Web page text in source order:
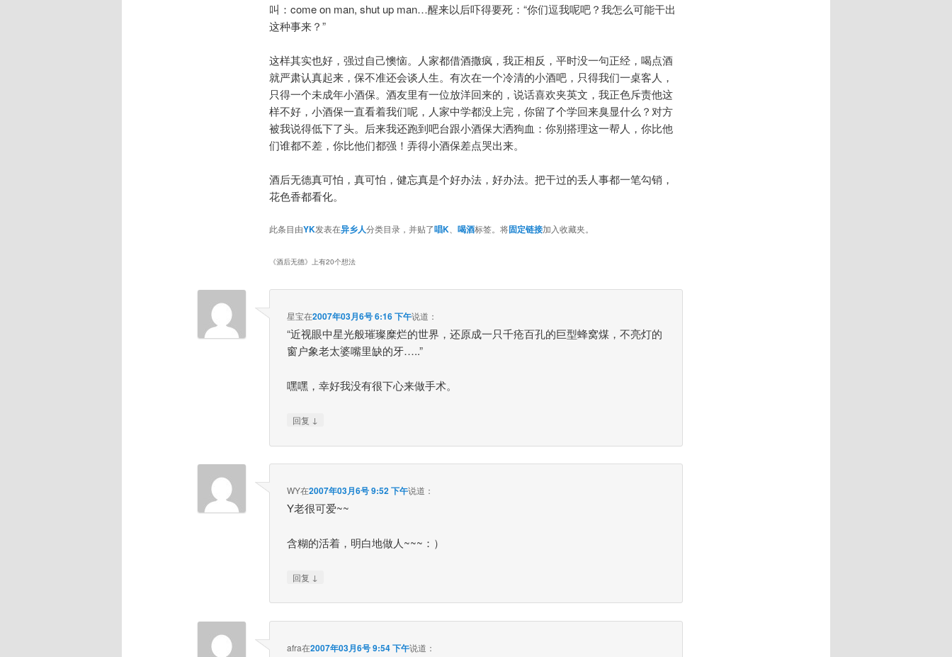
叫：come on man, shut up man…醒来以后吓得要死：“你们逗我呢吧？我怎么可能干出
这种事来？”
这样其实也好，强过自己懊恼。人家都借酒撒疯，我正相反，平时没一句正经，喝点酒
就严肃认真起来，保不准还会谈人生。有次在一个冷清的小酒吧，只得我们一桌客人，
只得一个未成年小酒保。酒友里有一位放洋回来的，说话喜欢夹英文，我正色斥责他这
样不好，小酒保一直看着我们呢，人家中学都没上完，你留了个学回来臭显什么？对方
被我说得低下了头。后来我还跑到吧台跟小酒保大洒狗血：你别搭理这一帮人，你比他
们谁都不差，你比他们都强！弄得小酒保差点哭出来。
酒后无德真可怕，真可怕，健忘真是个好办法，好办法。把干过的丢人事都一笔勾销，
花色香都看化。
此条目由YK发表在异乡人分类目录，并贴了唱K 喝酒标签。将固定链接加入收藏夹。
《酒后无德》上有20个想法
星宝在2007年03月6号 6:16 下午说道：
“近视眼中星光般璀璨糜烂的世界，还原成一只千疮百孔的巨型蜂窝煤，不亮灯的
窗户象老太婆嘴里缺的牙…..”
嘿嘿，幸好我没有很下心来做手术。
回复 ↓
WY在2007年03月6号 9:52 下午说道：
Y老很可爱~~
含糊的活着，明白地做人~~~：）
回复 ↓
afra在2007年03月6号 9:54 下午说道：